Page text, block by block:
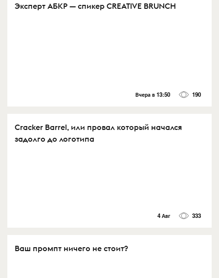
Эксперт АБКР — спикер CREATIVE BRUNCH
Вчера в 13:50 190
Cracker Barrel, или провал который начался
задолго до логотипа
4 Авг 333
Ваш промпт ничего не стоит?